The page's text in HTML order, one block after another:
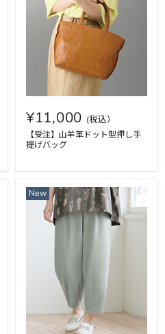
¥11,000
【受注】山羊革ドット型押し手
提げバッグ
New